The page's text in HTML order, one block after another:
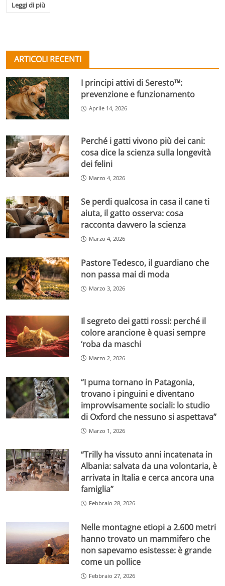
Leggi di più
ARTICOLI RECENTI
I principi attivi di Seresto™:
prevenzione e funzionamento
Aprile 14, 2026
Perché i gatti vivono più dei cani:
cosa dice la scienza sulla longevità
dei felini
Marzo 4, 2026
Se perdi qualcosa in casa il cane ti
aiuta, il gatto osserva: cosa
racconta davvero la scienza
Marzo 4, 2026
Pastore Tedesco, il guardiano che
non passa mai di moda
Marzo 3, 2026
Il segreto dei gatti rossi: perché il
colore arancione è quasi sempre
‘roba da maschi
Marzo 2, 2026
“I puma tornano in Patagonia,
trovano i pinguini e diventano
improvvisamente sociali: lo studio
di Oxford che nessuno si aspettava”
Marzo 1, 2026
“Trilly ha vissuto anni incatenata in
Albania: salvata da una volontaria, è
arrivata in Italia e cerca ancora una
famiglia”
Febbraio 28, 2026
Nelle montagne etiopi a 2.600 metri
hanno trovato un mammifero che
non sapevamo esistesse: è grande
come un pollice
Febbraio 27, 2026